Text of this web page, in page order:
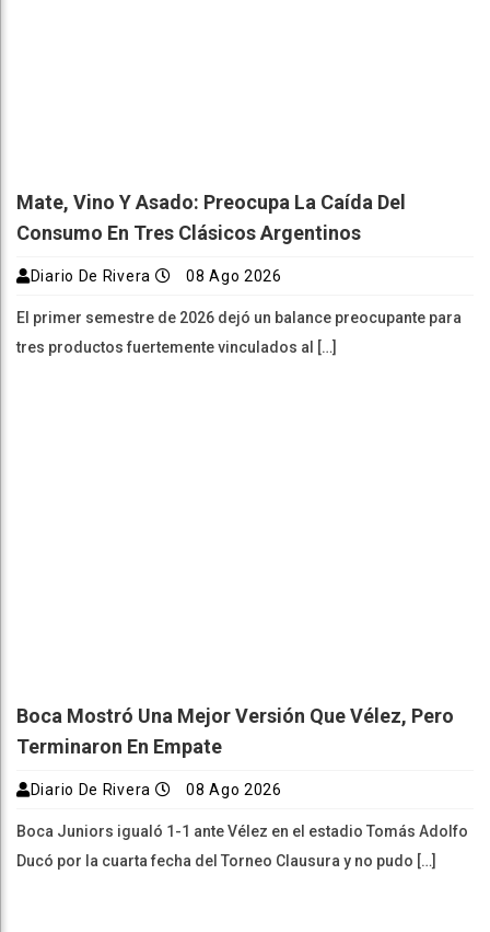
Mate, Vino Y Asado: Preocupa La Caída Del
Consumo En Tres Clásicos Argentinos
Diario De Rivera 08 Ago 2026
El primer semestre de 2026 dejó un balance preocupante para
tres productos fuertemente vinculados al […]
Boca Mostró Una Mejor Versión Que Vélez, Pero
Terminaron En Empate
Diario De Rivera 08 Ago 2026
Boca Juniors igualó 1-1 ante Vélez en el estadio Tomás Adolfo
Ducó por la cuarta fecha del Torneo Clausura y no pudo […]